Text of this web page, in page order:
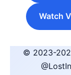
Watch
© 2023-